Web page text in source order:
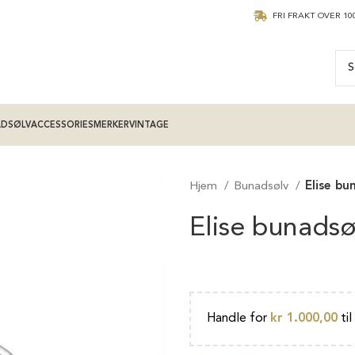
FRI FRAKT OVER
ACCESSORIES MERKERVINTAGE
Hjem Bunadsølv Elise
Elise
Handle for kr 1.000,00 til